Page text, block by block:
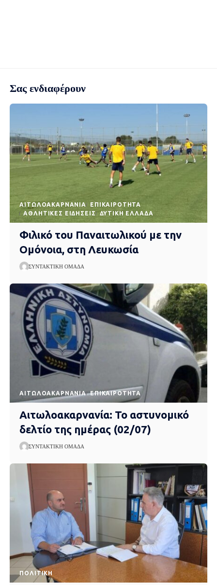
Σας ενδιαφέρουν
AΙΤΩΛΟΑΚΑΡΝΑΝΊΑ
EΠΙΚΑΙΡΌΤΗΤΑ
ΑΘΛΗΤΙΚΈΣ ΕΙΔΉΣΕΙΣ
ΔΥΤΙΚΉ ΕΛΛΆΔΑ
Φιλικό του Παναιτωλικού με την
Ομόνοια, στη Λευκωσία
ΣΥΝΤΑΚΤΙΚΉ ΟΜΆΔΑ
AΙΤΩΛΟΑΚΑΡΝΑΝΊΑ EΠΙΚΑΙΡΌΤΗΤΑ
Αιτωλοακαρνανία: Το αστυνομικό
δελτίο της ημέρας (02/07)
ΣΥΝΤΑΚΤΙΚΉ ΟΜΆΔΑ
ΠΟΛΙΤΙΚΉ